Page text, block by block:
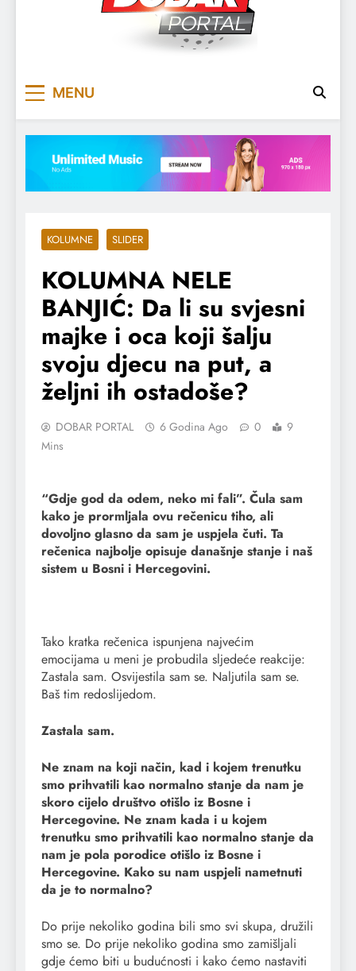
MENU
KOLUMNE SLIDER
KOLUMNA NELE
BANJIĆ: Da li su svjesni
majke i oca koji šalju
svoju djecu na put, a
željni ih ostadoše?
DOBAR PORTAL 6 Godina Ago 0
9
Mins
“Gdje god da odem, neko mi fali”. Čula sam
kako je prormljala ovu rečenicu tiho, ali
dovoljno glasno da sam je uspjela čuti. Ta
rečenica najbolje opisuje današnje stanje i naš
sistem u Bosni i Hercegovini.
Tako kratka rečenica ispunjena najvećim
emocijama u meni je probudila sljedeće reakcije:
Zastala sam. Osvijestila sam se. Naljutila sam se.
Baš tim redoslijedom.
Zastala sam.
Ne znam na koji način, kad i kojem trenutku
smo prihvatili kao normalno stanje da nam je
skoro cijelo društvo otišlo iz Bosne i
Hercegovine. Ne znam kada i u kojem
trenutku smo prihvatili kao normalno stanje da
nam je pola porodice otišlo iz Bosne i
Hercegovine. Kako su nam uspjeli nametnuti
da je to normalno?
Do prije nekoliko godina bili smo svi skupa, družili
smo se. Do prije nekoliko godina smo zamišljali
gdje ćemo biti u budućnosti i kako ćemo nastaviti